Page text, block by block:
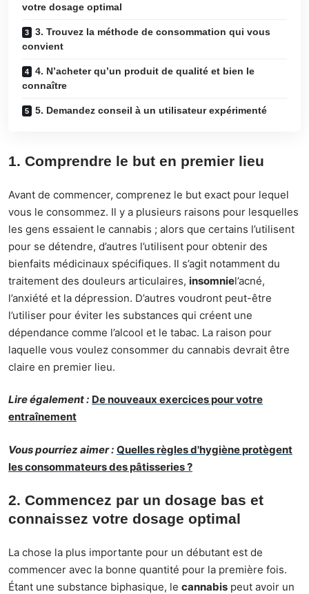
votre dosage optimal
3. Trouvez la méthode de consommation qui vous
convient
4. N’acheter qu’un produit de qualité et bien le
connaître
5. Demandez conseil à un utilisateur expérimenté
1. Comprendre le but en premier lieu
Avant de commencer, comprenez le but exact pour lequel
vous le consommez. Il y a plusieurs raisons pour lesquelles
les gens essaient le cannabis ; alors que certains l’utilisent
pour se détendre, d’autres l’utilisent pour obtenir des
bienfaits médicinaux spécifiques. Il s’agit notamment du
traitement des douleurs articulaires, insomniel’acné,
l’anxiété et la dépression. D’autres voudront peut-être
l’utiliser pour éviter les substances qui créent une
dépendance comme l’alcool et le tabac. La raison pour
laquelle vous voulez consommer du cannabis devrait être
claire en premier lieu.
Lire également : De nouveaux exercices pour votre
entraînement
Vous pourriez aimer : Quelles règles d'hygiène protègent
les consommateurs des pâtisseries ?
2. Commencez par un dosage bas et
connaissez votre dosage optimal
La chose la plus importante pour un débutant est de
commencer avec la bonne quantité pour la première fois.
Étant une substance biphasique, le cannabis peut avoir un